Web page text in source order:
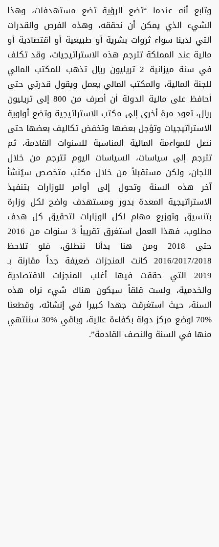
وتابع أنه عندما “تضع الرؤية تضع مستهدفات، وهذا
الشيء الذي يمكن أن نحققه، وهذه الفرص والقدرات
التي لدينا سواء ثروات بشرية أو طبيعية أو اقتصادية أو
مالية عند المملكة تترجم هذه الاستراتيجيات، وقد تكلف
في سنة ميزانية 2 تريليون ريال تذهب للمكتب المالي
للجنة المالية، والمكتب المالي يعمل ويقول قدرتي حتى
أحافظ على مالية الدولة أن أصرف من 800 إلى تريليون
ريال، تعود مرة أخرى إلى مكتب الاستراتيجية وتضع أولوية
الاستراتيجيات وتؤجل بعضها وتخفض تكاليف بعضها حتى
نصل للمواءمة المالية المناسبة للسنوات القادمة، ثم
تترجم إلى سياسات، السياسات اليوم تترجم من خلال
اللجان، ولكن مستقبلاً من خلال مكتب متخصص سيُنشأ
آخر هذه السنة وتحول إلى أوامر للوزارات بتنفيذ
الاستراتيجية المعدة بدور ومستهدف واضح لكل وزارة
بتنسيق وتوزيع مهام لكل الوزارات لتحقيق كل هدف
مطلوب، فهذا العمل استغرق تقريباً 3 سنوات من 2016
حتى 2018 ومن هنا بدأنا ننطلق، فلو تلاحظ
2016/2017/2018 كانت المنجزات ضعيفة جداً مقارنة بـ
2019 التي حققت فيها أغلب المنجزات الاقتصادية
والخدمية، ولست قلقاً سيكون هناك شيء نراه هذه
السنة، حيث استغرقت جهدا كبيرا في إنشائه، وقطعنا
%70 لوضع مركز دولة بكفاءة عالية، وباقي %30 سننتهي
منها في السنة والنصف القادمة”.